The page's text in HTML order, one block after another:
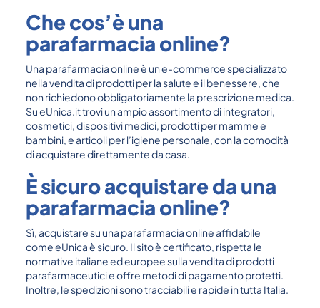
Che cos’è una
parafarmacia online?
Una parafarmacia online è un e-commerce specializzato
nella vendita di prodotti per la salute e il benessere, che
non richiedono obbligatoriamente la prescrizione medica.
Su eUnica.it trovi un ampio assortimento di integratori,
cosmetici, dispositivi medici, prodotti per mamme e
bambini, e articoli per l’igiene personale, con la comodità
di acquistare direttamente da casa.
È sicuro acquistare da una
parafarmacia online?
Sì, acquistare su una parafarmacia online affidabile
come eUnica è sicuro. Il sito è certificato, rispetta le
normative italiane ed europee sulla vendita di prodotti
parafarmaceutici e offre metodi di pagamento protetti.
Inoltre, le spedizioni sono tracciabili e rapide in tutta Italia.